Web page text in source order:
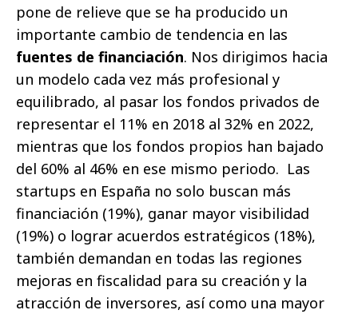
pone de relieve que se ha producido un
importante cambio de tendencia en las
fuentes de financiación. Nos dirigimos hacia
un modelo cada vez más profesional y
equilibrado, al pasar los fondos privados de
representar el 11% en 2018 al 32% en 2022,
mientras que los fondos propios han bajado
del 60% al 46% en ese mismo periodo. Las
startups en España no solo buscan más
financiación (19%), ganar mayor visibilidad
(19%) o lograr acuerdos estratégicos (18%),
también demandan en todas las regiones
mejoras en fiscalidad para su creación y la
atracción de inversores, así como una mayor